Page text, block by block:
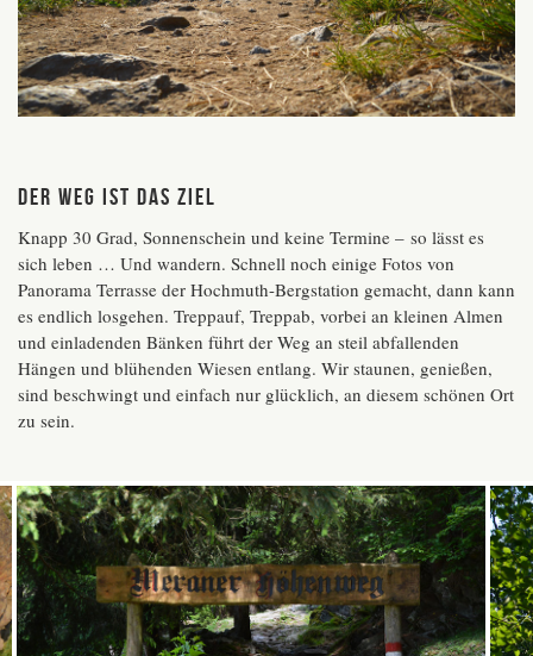
Der Weg ist das Ziel
Knapp 30 Grad, Sonnenschein und keine Termine – so lässt es
sich leben … Und wandern. Schnell noch einige Fotos von
Panorama Terrasse der Hochmuth-Bergstation gemacht, dann kann
es endlich losgehen. Treppauf, Treppab, vorbei an kleinen Almen
und einladenden Bänken führt der Weg an steil abfallenden
Hängen und blühenden Wiesen entlang. Wir staunen, genießen,
sind beschwingt und einfach nur glücklich, an diesem schönen Ort
zu sein.